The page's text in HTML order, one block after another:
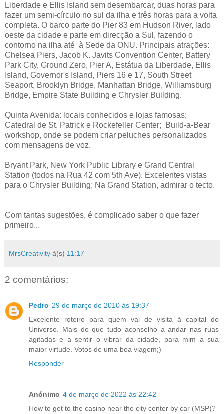
Liberdade e Ellis Island sem desembarcar, duas horas para
fazer um semi-círculo no sul da ilha e três horas para a volta
completa. O barco parte do Pier 83 em Hudson River, lado
oeste da cidade e parte em direcção a Sul, fazendo o
contorno na ilha até à Sede da ONU. Principais atrações:
Chelsea Piers, Jacob K. Javits Convention Center, Battery
Park City, Ground Zero, Pier A, Estátua da Liberdade, Ellis
Island, Governor's Island, Piers 16 e 17, South Street
Seaport, Brooklyn Bridge, Manhattan Bridge, Williamsburg
Bridge, Empire State Building e Chrysler Building.
Quinta Avenida: locais conhecidos e lojas famosas;
Catedral de St. Patrick e Rockefeller Center; Build-a-Bear
workshop, onde se podem criar peluches personalizados
com mensagens de voz.
Bryant Park, New York Public Library e Grand Central
Station (todos na Rua 42 com 5th Ave). Excelentes vistas
para o Chrysler Building; Na Grand Station, admirar o tecto.
Com tantas sugestões, é complicado saber o que fazer
primeiro...
MrsCreativity à(s) 11:17
2 comentários:
Pedro 29 de março de 2010 às 19:37
Excelente roteiro para quem vai de visita à capital do
Universo. Mais do que tudo aconselho a andar nas ruas
agitadas e a sentir o vibrar da cidade, para mim a sua
maior virtude. Votos de uma boa viagem;)
Responder
Anónimo 4 de março de 2022 às 22:42
How to get to the casino near the city center by car (MSP)?